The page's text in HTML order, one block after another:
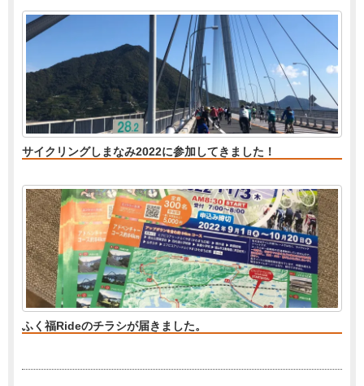
サイクリングしまなみ2022に参加してきました！
ふく福Rideのチラシが届きました。